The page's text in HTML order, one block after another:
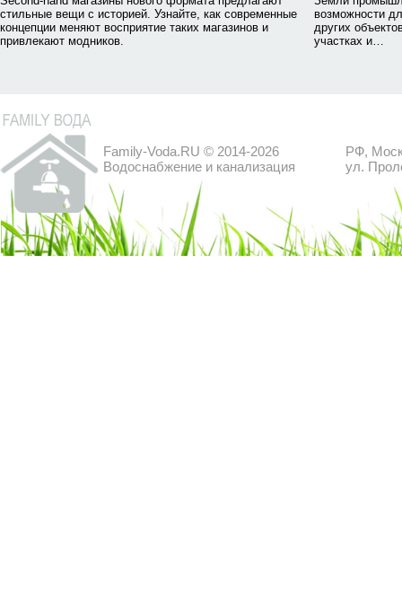
стильные вещи с историей. Узнайте, как современные
концепции меняют восприятие таких магазинов и
привлекают модников.
возможности
других
участках и…
Family-Voda.RU © 2014-2026
Водоснабжение и канализация
РФ,
ул.